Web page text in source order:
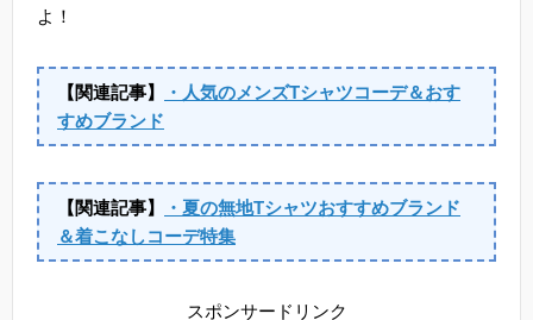
よ！
【関連記事】
・人気のメンズTシャツコーデ＆おす
すめブランド
【関連記事】
・夏の無地Tシャツおすすめブランド
＆着こなしコーデ特集
スポンサードリンク